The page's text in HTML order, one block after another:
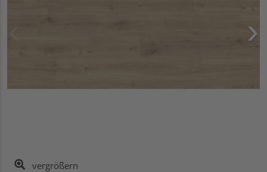
vergrößern